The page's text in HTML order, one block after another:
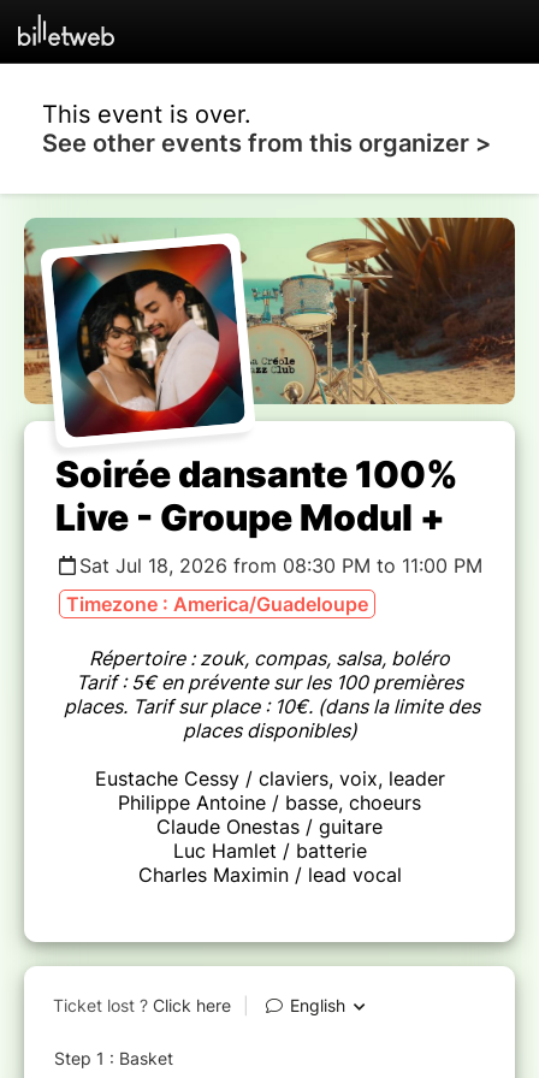
This event is over.
See other events from this organizer >
Soirée dansante 100%
Live - Groupe Modul +
Sat Jul 18, 2026 from 08:30 PM to 11:00 PM
Timezone : America/Guadeloupe
Répertoire : zouk, compas, salsa, boléro
Tarif : 5€ en prévente sur les 100 premières
places. Tarif sur place : 10€. (dans la limite des
places disponibles)
Eustache Cessy / claviers, voix, leader
Philippe Antoine / basse, choeurs
Claude Onestas / guitare
Luc Hamlet / batterie
Charles Maximin / lead vocal